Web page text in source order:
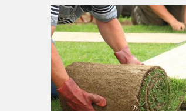
intervenir à tout moment
s'occuper de la pose de
qualité
Voir Nos Realisations